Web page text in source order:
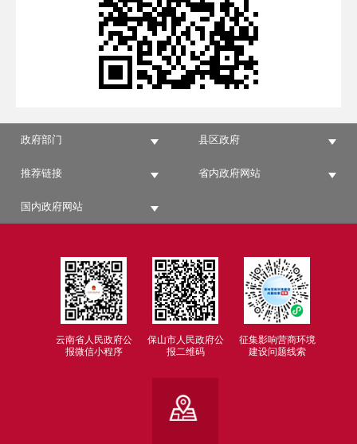
政府部门 县区政府
推荐链接 省内政府网站
国内政府网站
云南省人民政府公
报微信小程序
保山市人民政府公
报二维码
征集影响营商环境
建设问题线索